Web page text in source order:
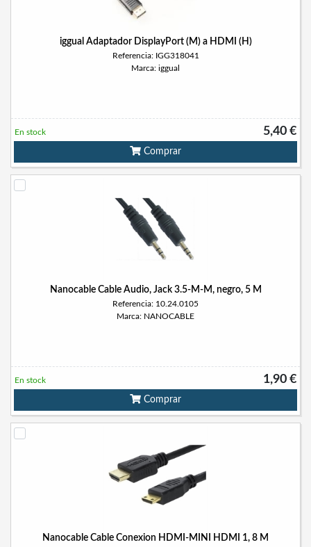
iggual Adaptador DisplayPort (M) a HDMI (H)
Referencia: IGG318041
Marca: iggual
5,40 €
En stock
Comprar
Nanocable Cable Audio, Jack 3.5-M-M, negro, 5 M
Referencia: 10.24.0105
Marca: NANOCABLE
1,90 €
En stock
Comprar
Nanocable Cable Conexion HDMI-MINI HDMI 1, 8 M